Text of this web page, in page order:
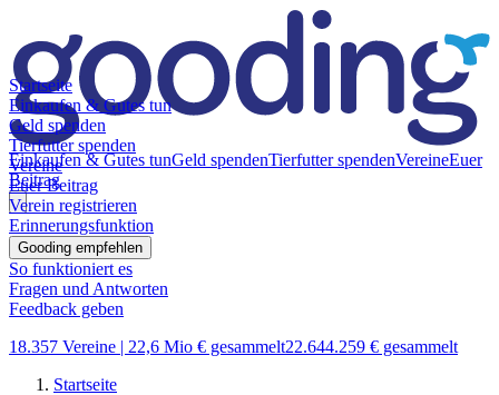
Einkaufen & Gutes tunGeld spendenTierfutter spendenVereineEuer
Beitrag
Startseite
Einkaufen & Gutes tun
Geld spenden
Tierfutter spenden
Vereine
Euer Beitrag
Verein registrieren
Erinnerungsfunktion
Gooding empfehlen
So funktioniert es
Fragen und Antworten
Feedback geben
18.357 Vereine | 22,6 Mio € gesammelt22.644.259 € gesammelt
Startseite